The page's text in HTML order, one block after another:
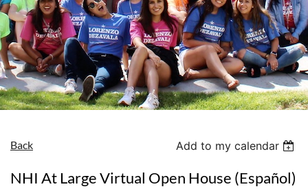
Back Add to my calendar
NHI At Large Virtual Open House (Español)